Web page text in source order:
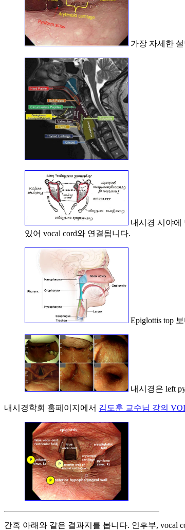
가장 자세한
내시경 시야에
있어 vocal cord와 연결됩니다.
Epiglottis top
내시경은 left
내시경학회 홈페이지에서 김도훈 교수님 강의
간혹 아래와 같은 결과지를 봅니다. 인후부, vocal